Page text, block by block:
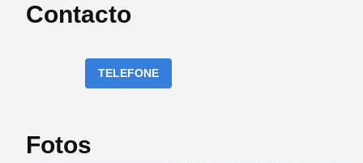
Contacto
TELEFONE
Fotos